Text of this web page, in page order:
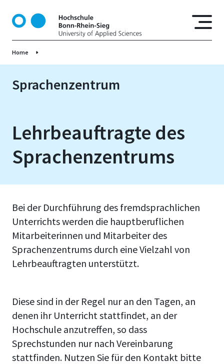
t
Home
Sprachenzentrum
Lehrbeauftragte des
Sprachenzentrums
Bei der Durchführung des fremdsprachlichen
Unterrichts werden die hauptberuflichen
Mitarbeiterinnen und Mitarbeiter des
Sprachenzentrums durch eine Vielzahl von
Lehrbeauftragten unterstützt.
Diese sind in der Regel nur an den Tagen, an
denen ihr Unterricht stattfindet, an der
Hochschule anzutreffen, so dass
Sprechstunden nur nach Vereinbarung
stattfinden. Nutzen Sie für den Kontakt bitte